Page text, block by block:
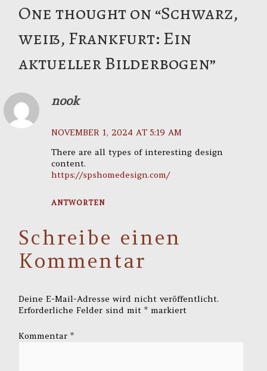
One thought on “Schwarz,
weiß, Frankfurt: Ein
aktueller Bilderbogen”
nook
NOVEMBER 1, 2024 AT 5:19 AM
There are all types of interesting design
content.
https://spshomedesign.com/
ANTWORTEN
Schreibe einen
Kommentar
Deine E-Mail-Adresse wird nicht veröffentlicht.
Erforderliche Felder sind mit* markiert
Kommentar*